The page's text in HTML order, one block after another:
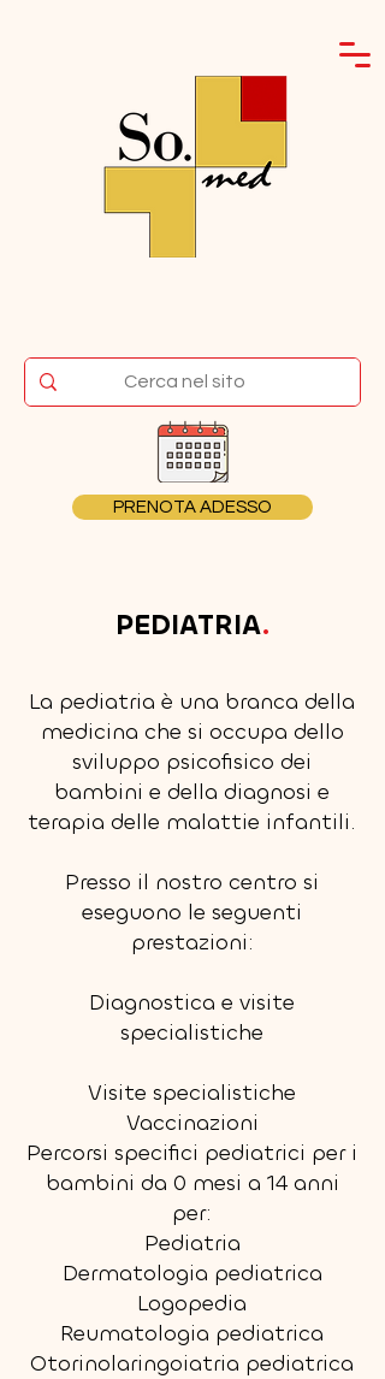
PRENOTA ADESSO
PEDIATRIA.
La pediatria è una branca della
medicina che si occupa dello
sviluppo psicofisico dei
bambini e della diagnosi e
terapia delle malattie infantili.
Presso il nostro centro si
eseguono le seguenti
prestazioni:
Diagnostica e visite
specialistiche
Visite specialistiche
Vaccinazioni
Percorsi specifici pediatrici per i
bambini da 0 mesi a 14 anni
per:
Pediatria
Dermatologia pediatrica
Logopedia
Reumatologia pediatrica
Otorinolaringoiatria pediatrica